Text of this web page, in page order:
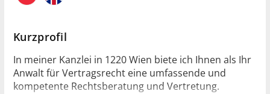
Kurzprofil
In meiner Kanzlei in 1220 Wien biete ich Ihnen als Ihr
Anwalt für Vertragsrecht eine umfassende und
kompetente Rechtsberatung und Vertretung.